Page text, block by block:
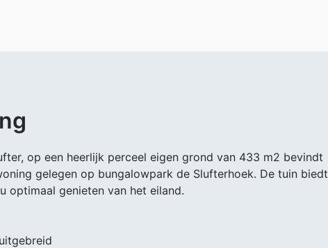
op een heerlijk perceel eigen grond van 433 m2 bevindt
gelegen op bungalowpark de Slufterhoek. De tuin biedt
optimaal genieten van het eiland.